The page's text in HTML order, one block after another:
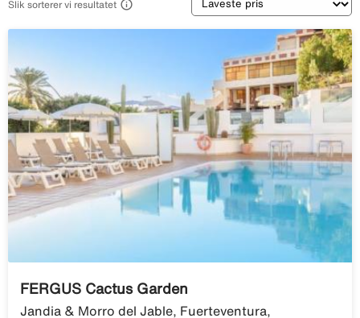
Slik sorterer vi resultatet 
FERGUS Cactus Garden
Jandia & Morro del Jable, Fuerteventura,